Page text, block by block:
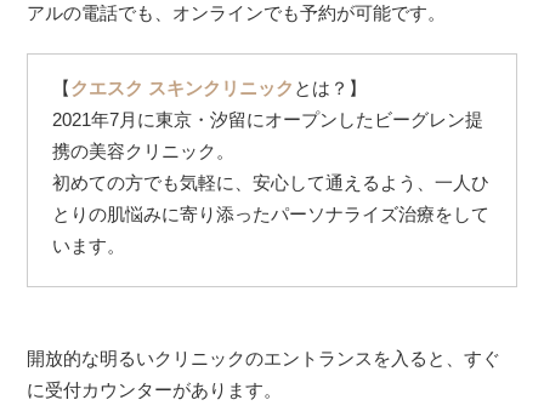
アルの電話でも、オンラインでも予約が可能です。
【クエスク スキンクリニック とは？】
2021年7月に東京・汐留にオープンしたビーグレン提
携の美容クリニック。
初めての方でも気軽に、安心して通えるよう、一人ひ
とりの肌悩みに寄り添ったパーソナライズ治療をして
います。
開放的な明るいクリニックのエントランスを入ると、すぐ
に受付カウンターがあります。